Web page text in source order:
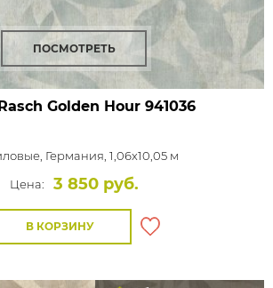
ПОСМОТРЕТЬ
Golden Hour941036
Германия, 1,06x10,05 м
Цена:
3 850 руб.
В КОРЗИНУ